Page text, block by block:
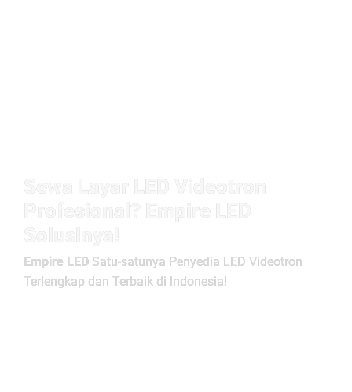
Sewa Layar LED Videotron
Profesional? Empire LED
Solusinya!
Empire LED Satu-satunya Penyedia LED Videotron
Terlengkap dan Terbaik di Indonesia!